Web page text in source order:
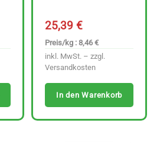
25,39€
Preis/kg : 8,46 €
inkl. MwSt. – zzgl.
Versandkosten
In den Warenkorb